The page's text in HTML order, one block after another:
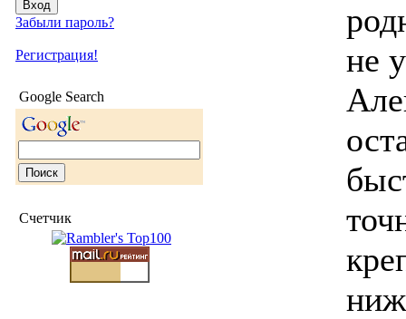
Забыли пароль?
Регистрация!
Google Search
Счетчик
не